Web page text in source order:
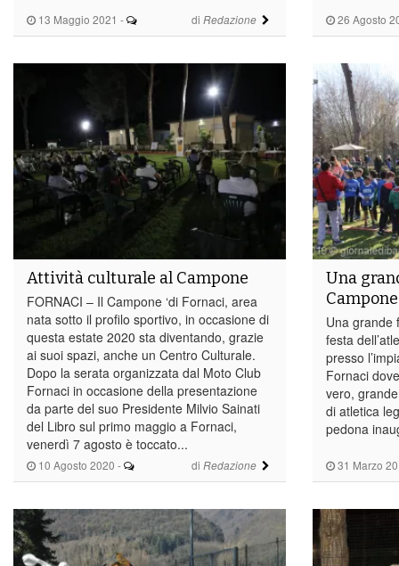
13 Maggio 2021 - di Redazione 26 Agosto
10 Agosto 2020 - di Redazione
Attività culturale al Campone
FORNACI – Il Campone ‘di Fornaci, area
nata sotto il profilo sportivo, in occasione di
questa estate 2020 sta diventando, grazie
ai suoi spazi, anche un Centro Culturale.
Dopo la serata organizzata dal Moto Club
Fornaci in occasione della presentazione
da parte del suo Presidente Milvio Sainati
del Libro sul primo maggio a Fornaci,
venerdì 7 agosto è toccato...
31 Marzo
Una
Campone
Una grande
festa
presso
Fornaci
vero,
di atletica
pedona